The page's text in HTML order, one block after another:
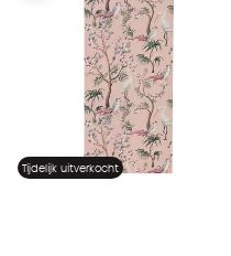
Tijdelijk uitverkocht